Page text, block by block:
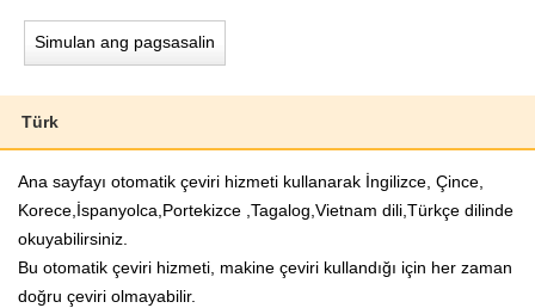
Simulan ang pagsasalin
Türk
Ana sayfayı otomatik çeviri hizmeti kullanarak İngilizce, Çince,
Korece,İspanyolca,Portekizce ,Tagalog,Vietnam dili,Türkçe dilinde
okuyabilirsiniz.
Bu otomatik çeviri hizmeti, makine çeviri kullandığı için her zaman
doğru çeviri olmayabilir.